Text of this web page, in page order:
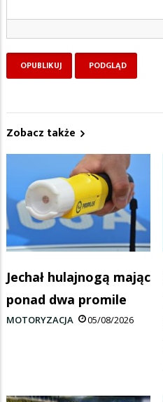
Zobacz także
Jechał hulajnogą mając
ponad dwa promile
MOTORYZACJA 05/08/2026